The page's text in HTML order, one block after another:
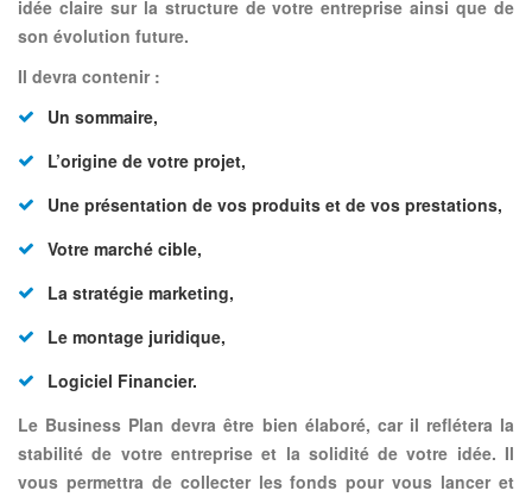
idée claire sur la structurede votre entreprise ainsi que de
son évolution future.
Il devra contenir :
Un sommaire,
L’origine de votre projet,
Une présentation de vos produits et de vos prestations,
Votre marché cible,
La stratégie marketing,
Le montage juridique,
Logiciel Financier.
Le Business Plan devra être bien élaboré, car il reflétera la
stabilité de votre entreprise et la solidité de votre idée. Il
vous permettra de collecter les fonds pour vous lancer et